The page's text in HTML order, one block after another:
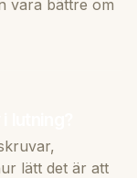
vara bättre om
lätt det är att